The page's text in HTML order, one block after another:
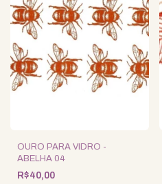
OURO PARA VIDRO -
ABELHA 04
R$40,00